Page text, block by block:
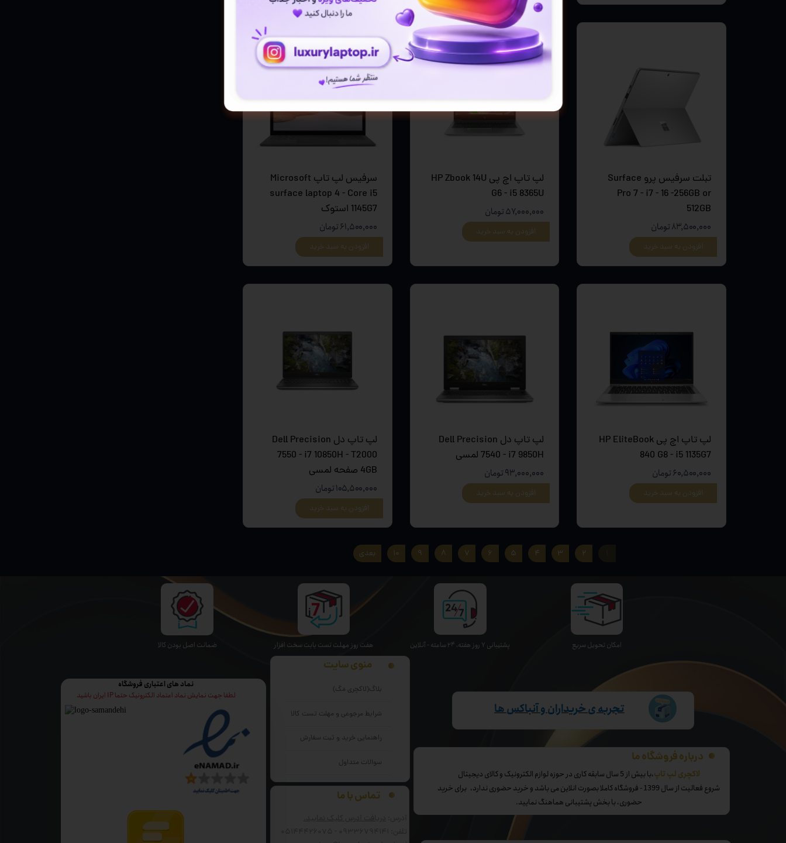
تبلت سرفیس پرو Surface
Pro 7 - i7 - 16 -256GB or
512GB
۸۳,۵۰۰,۰۰۰ تومان
افزودن به سبد خرید
لپ تاپ اچ پی HP Zbook 14U
G6 - i5 8365U
۵۷,۰۰۰,۰۰۰ تومان
افزودن به سبد خرید
سرفیس لپ تاپ Microsoft
surface laptop 4 - Core i5
1145G7 استوک
۶۱,۵۰۰,۰۰۰ تومان
افزودن به سبد خرید
لپ تاپ اچ پی HP EliteBook
840 G8 - i5 1135G7
۶۰,۵۰۰,۰۰۰ تومان
افزودن به سبد خرید
لپ تاپ دل Dell Precision
7540 - i7 9850H لمسی
۹۳,۰۰۰,۰۰۰ تومان
افزودن به سبد خرید
لپ تاپ دل Dell Precision
7550 - i7 10850H - T2000
4GB صفحه لمسی
۱۰۵,۵۰۰,۰۰۰ تومان
افزودن به سبد خرید
۲ ۳ ۴ ۵ ۶ ۷ ۸ ۹ ۱۰ بعدی
درباره فروشگاه ما
​لاکچری لپ تاپ،با بیش از 5 سال سابقه کاری در حوزه لوازم الکترونیک و کالای دیجیتال
شروع فعالیت از سال 1399 - فروشگاه کاملا بصورت انلاین می باشد و خرید حضوری ندارد، برای خرید
حضوری، با بخش پشتیبانی هماهنگ نمایید.
منوی سایت
بلاگ(لاکچری مَگ)
شرایط مرجوعی و مهلت تست کالا
راهنمایی خرید و ثبت سفارش
سوالات متداول
تماس با ما
نماد های اعتباری فروشگاه
لطفا جهت نمایش نماد اعتماد الکترونیک حتما IP ایران باشید
اﻣﮑﺎن ﺗﺤﻮﯾﻞ سریع پشتیبانی ۷ روز ﻫﻔﺘﻪ، ۲۴ ﺳﺎﻋﺘﻪ - آنلاین هفت روز مهلت تست بابت سخت افزار ﺿﻤﺎﻧﺖ اﺻﻞ ﺑﻮدن ﮐﺎﻟﺎ
تجربه ی خریداران و آنباکس ها